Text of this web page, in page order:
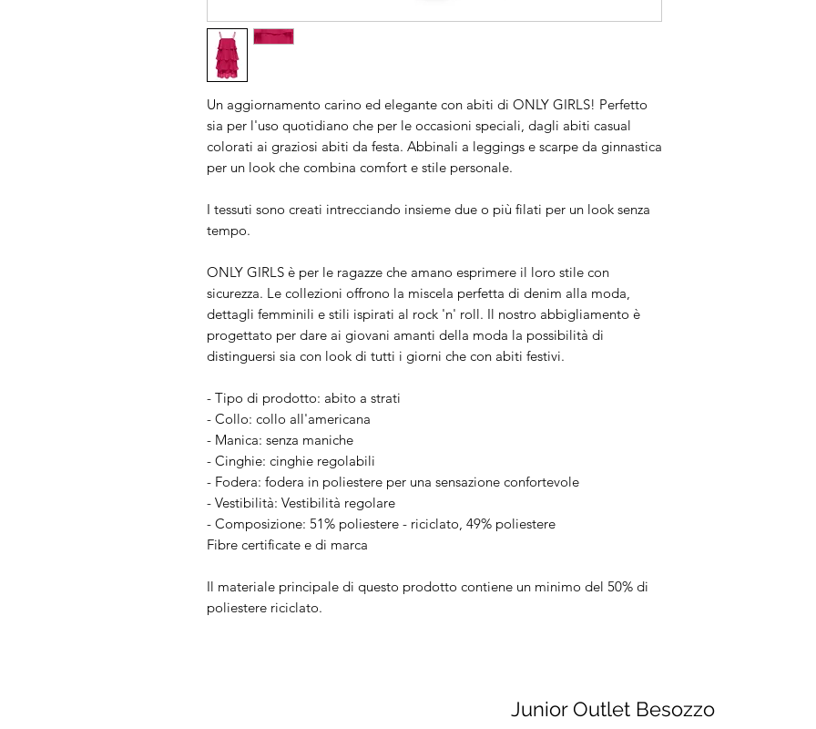
Un aggiornamento carino ed elegante con abiti di ONLY GIRLS! Perfetto
sia per l'uso quotidiano che per le occasioni speciali, dagli abiti casual
colorati ai graziosi abiti da festa. Abbinali a leggings e scarpe da ginnastica
per un look che combina comfort e stile personale.
I tessuti sono creati intrecciando insieme due o più filati per un look senza
tempo.
ONLY GIRLS è per le ragazze che amano esprimere il loro stile con
sicurezza. Le collezioni offrono la miscela perfetta di denim alla moda,
dettagli femminili e stili ispirati al rock 'n' roll. Il nostro abbigliamento è
progettato per dare ai giovani amanti della moda la possibilità di
distinguersi sia con look di tutti i giorni che con abiti festivi.
- Tipo di prodotto: abito a strati
- Collo: collo all'americana
- Manica: senza maniche
- Cinghie: cinghie regolabili
- Fodera: fodera in poliestere per una sensazione confortevole
- Vestibilità: Vestibilità regolare
- Composizione: 51% poliestere - riciclato, 49% poliestere
Fibre certificate e di marca
Il materiale principale di questo prodotto contiene un minimo del 50% di
poliestere riciclato.
Junior Outlet Besozzo